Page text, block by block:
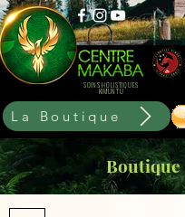
SOINS HOLISTIQUES
KIMUNTU
La Boutique
Boutique